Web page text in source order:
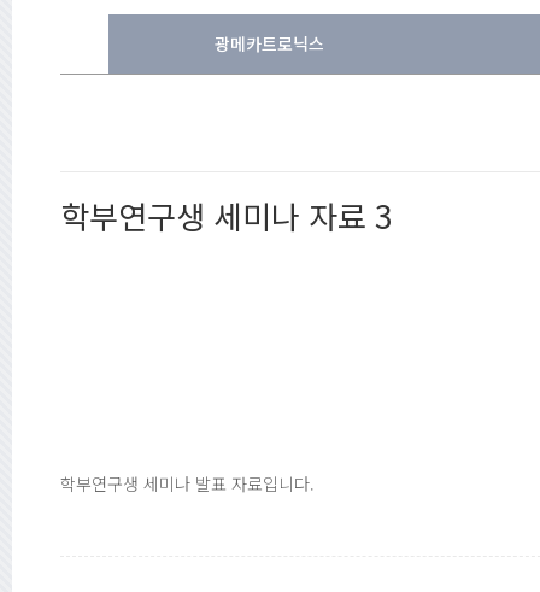
광메카트로닉스
학부연구생 세미나 자료 3
학부연구생 세미나 발표 자료입니다.